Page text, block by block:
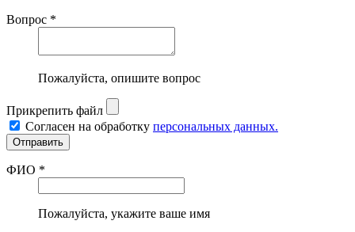
Вопрос *
Пожалуйста, опишите вопрос
Прикрепить файл
Согласен на обработку персональных данных.
ФИО *
Пожалуйста, укажите ваше имя